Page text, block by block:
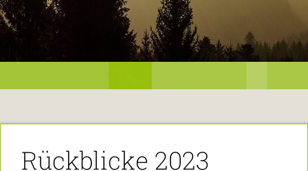
Schenkenzell
Rückblicke 2023